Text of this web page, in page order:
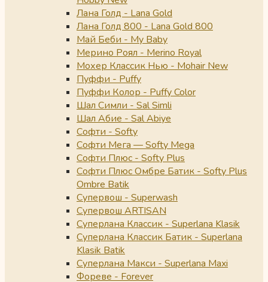
Лана Голд - Lana Gold
Лана Голд 800 - Lana Gold 800
Май Беби - My Baby
Мерино Роял - Merino Royal
Мохер Классик Нью - Mohair New
Пуффи - Puffy
Пуффи Колор - Puffy Color
Шал Симли - Sal Simli
Шал Абие - Sal Abiye
Софти - Softy
Софти Мега — Softy Mega
Софти Плюс - Softy Plus
Софти Плюс Омбре Батик - Softy Plus
Ombre Batik
Супервош - Superwash
Супервош ARTISAN
Суперлана Классик - Superlana Klasik
Суперлана Классик Батик - Superlana
Klasik Batik
Суперлана Макси - Superlana Maxi
Фореве - Forever